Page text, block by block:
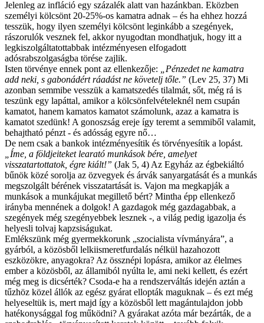
Jelenleg az infláció egy százalék alatt van hazánkban. Eközben
személyi kölcsönt 20-25%-os kamatra adnak – és ha ehhez hozzá
tesszük, hogy ilyen személyi kölcsönt leginkább a szegények,
rászorulók vesznek fel, akkor nyugodtan mondhatjuk, hogy itt a
legkiszolgáltatottabbak intézményesen elfogadott
adósrabszolgaságba törése zajlik.
Isten törvénye ennek pont az ellenkezője:
„Pénzedet ne kamatra
add neki, s gabonádért ráadást ne követelj tőle.” (Lev 25, 37) Mi
azonban semmibe vesszük a kamatszedés tilalmát, sőt, még rá is
teszünk egy lapáttal, amikor a kölcsönfelvételeknél nem csupán
kamatot, hanem kamatos kamatot számolunk, azaz a kamatra is
kamatot szedünk! A gonoszság ereje így teremt a semmiből valamit,
behajtható pénzt - és adósság egyre nő…
De nem csak a bankok intézményesítik és törvényesítik a lopást.
„Íme, a földjeiteket learató munkások bére, amelyet
visszatartottatok, égre kiált!” (Jak 5, 4) Az Egyház az égbekiáltó
bűnök közé sorolja az özvegyek és árvák sanyargatását és a munkás
megszolgált bérének visszatartását is. Vajon ma megkapják a
munkások a munkájukat megillető bért? Mintha épp ellenkező
irányba mennének a dolgok! A gazdagok még gazdagabbak, a
szegények még szegényebbek lesznek -, a világ pedig igazolja és
helyesli tolvaj kapzsiságukat.
Emlékszünk még gyermekkorunk „szocialista vívmányára”, a
gyárból, a közösből lelkiismeretfurdalás nélkül hazahozott
eszközökre, anyagokra? Az össznépi lopásra, amikor az élelmes
ember a közösből, az államiból nyúlta le, ami neki kellett, és ezért
még meg is dicsérték? Csoda-e ha a rendszerváltás idején aztán a
tűzhöz közel állók az egész gyárat ellopták maguknak – és ezt még
helyeseltük is, mert majd így a közösből lett magántulajdon jobb
hatékonysággal fog működni? A gyárakat azóta már bezárták, de a